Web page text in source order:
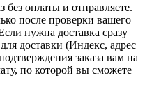
без оплаты и отправляете.
после проверки вашего
нужна доставка сразу
доставки (Индекс, адрес
заказа вам на
по которой вы сможете